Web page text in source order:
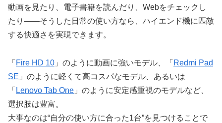
動画を見たり、電子書籍を読んだり、Webをチェックし
たり——そうした日常の使い方なら、ハイエンド機に匹敵
する快適さを実現できます。
「 Fire HD 10 」のように動画に強いモデル、「 Redmi Pad
SE 」のように軽くて高コスパなモデル、あるいは
「 Lenovo Tab One 」のように安定感重視のモデルなど、
選択肢は豊富。
大事なのは“自分の使い方に合った1台”を見つけることで